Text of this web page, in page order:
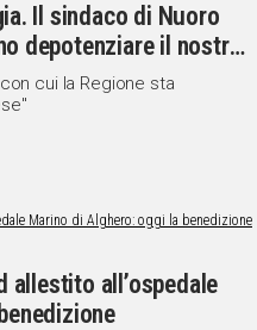
Il sindaco di Nuoro
depotenziare il nostro
cui la Regione sta
allestito all’ospedale